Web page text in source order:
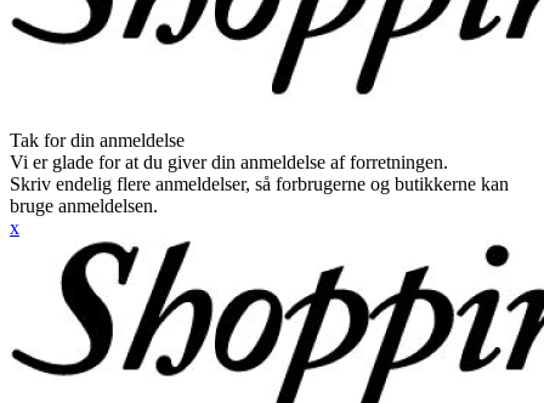
Tak for din anmeldelse
Vi er glade for at du giver din anmeldelse af forretningen.
Skriv endelig flere anmeldelser, så forbrugerne og butikkerne kan
bruge anmeldelsen.
x